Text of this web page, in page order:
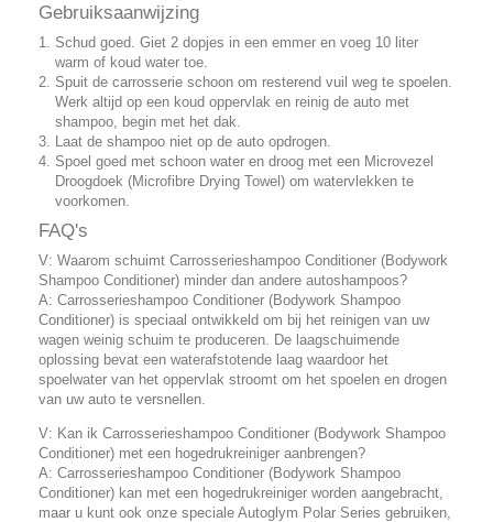
Gebruiksaanwijzing
Schud goed. Giet 2 dopjes in een emmer en voeg 10 liter
warm of koud water toe.
Spuit de carrosserie schoon om resterend vuil weg te spoelen.
Werk altijd op een koud oppervlak en reinig de auto met
shampoo, begin met het dak.
Laat de shampoo niet op de auto opdrogen.
Spoel goed met schoon water en droog met een Microvezel
Droogdoek (Microfibre Drying Towel) om watervlekken te
voorkomen.
FAQ's
V: Waarom schuimt Carrosserieshampoo Conditioner (Bodywork
Shampoo Conditioner) minder dan andere autoshampoos?
A: Carrosserieshampoo Conditioner (Bodywork Shampoo
Conditioner) is speciaal ontwikkeld om bij het reinigen van uw
wagen weinig schuim te produceren. De laagschuimende
oplossing bevat een waterafstotende laag waardoor het
spoelwater van het oppervlak stroomt om het spoelen en drogen
van uw auto te versnellen.
V: Kan ik Carrosserieshampoo Conditioner (Bodywork Shampoo
Conditioner) met een hogedrukreiniger aanbrengen?
A: Carrosserieshampoo Conditioner (Bodywork Shampoo
Conditioner) kan met een hogedrukreiniger worden aangebracht,
maar u kunt ook onze speciale Autoglym Polar Series gebruiken,